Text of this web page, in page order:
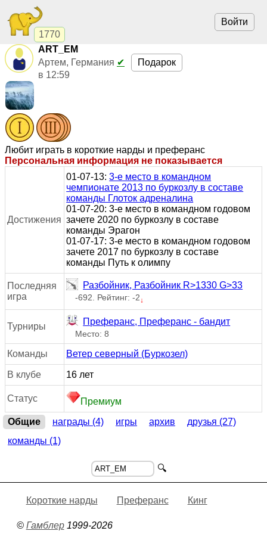
1770
Войти
ART_EM
Артем, Германия ✔
в 12:59
Подарок
Любит играть в короткие нарды и преферанс
Персональная информация не показывается
Достижения
01-07-13:3-е место в командном
чемпионате 2013 по буркозлу в составе
команды Глоток адреналина
01-07-20: 3-е место в командном годовом
зачете 2020 по буркозлу в составе
команды Эрагон
01-07-17: 3-е место в командном годовом
зачете 2017 по буркозлу в составе
команды Путь к олимпу
Последняя
игра
Разбойник, Разбойник R>1330 G>33
-692. Рейтинг: -2↓
Турниры Преферанс, Преферанс - бандит
Место: 8
Команды Ветер северный (Буркозел)
В клубе 16 лет
Статус
Премиум
Общие
награды (4) игры архив
друзья (27)
команды (1)
🔍
Короткие нарды Преферанс Кинг
© Гамблер1999-2026